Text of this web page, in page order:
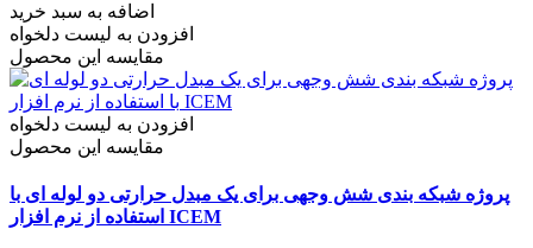
اضافه به سبد خرید
افزودن به لیست دلخواه
مقایسه این محصول
افزودن به لیست دلخواه
مقایسه این محصول
پروژه شبکه بندی شش وجهی برای یک مبدل حرارتی دو لوله ای با
استفاده از نرم افزار ICEM